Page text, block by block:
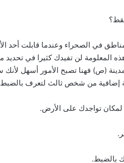
في الصحراء وعندما قابلت أحد
هذه المعلومة لن تفيدك كثيرا في
500 كيلومتر من مدينة (ص) فهنا تصبح
من شخص ثالث لتعرف بالضبط
تواجدك على الأرض.
بالضبط.